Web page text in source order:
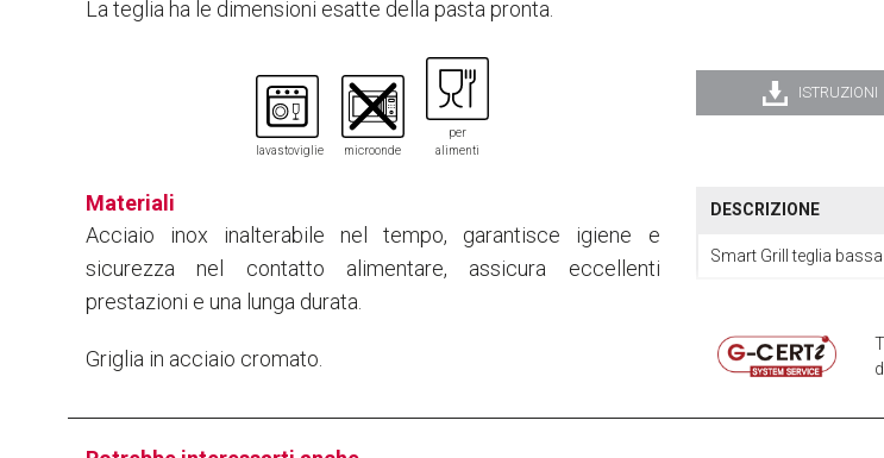
La teglia ha le dimensioni esatte della pasta pronta.
lavastoviglie microonde
per
alimenti
ISTRUZIONI
DESCRIZIONE
Smart Grill teglia
Materiali
Acciaio inox inalterabile nel tempo, garantisce igiene e
sicurezza nel contatto alimentare, assicura eccellenti
prestazioni e una lunga durata.
Griglia in acciaio cromato.